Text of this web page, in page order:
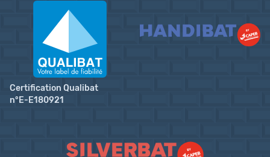
Certification Qualibat
n°E-E180921